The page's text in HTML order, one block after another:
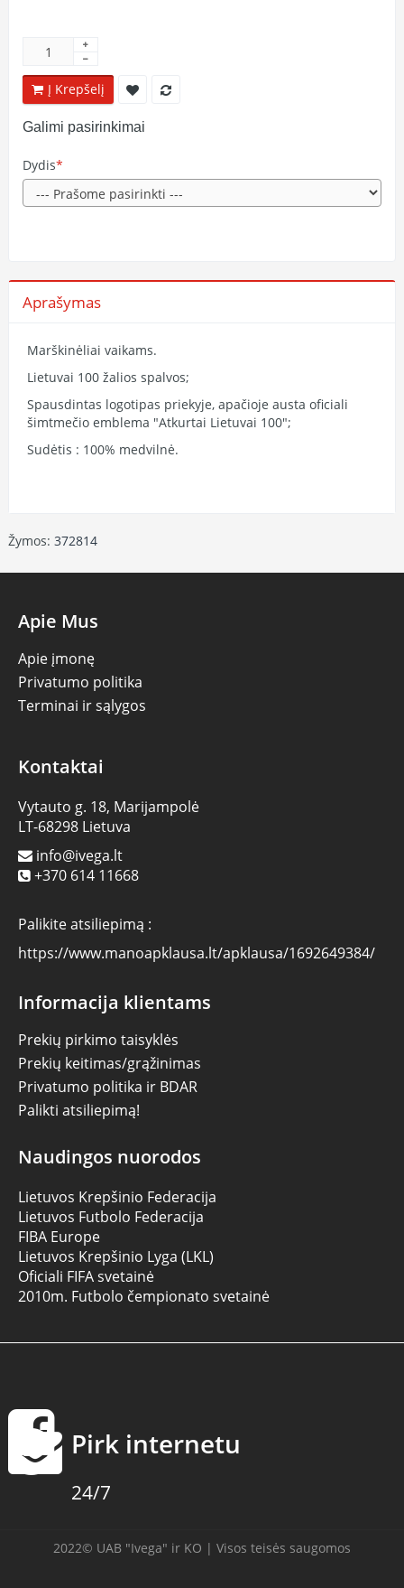
Į Krepšelį
Galimi pasirinkimai
Dydis
Aprašymas
Marškinėliai vaikams.
Lietuvai 100 žalios spalvos;
Spausdintas logotipas priekyje, apačioje austa oficiali
šimtmečio emblema "Atkurtai Lietuvai 100";
Sudėtis : 100% medvilnė.
Žymos: 372814
Apie Mus
Apie įmonę
Privatumo politika
Terminai ir sąlygos
Kontaktai
Vytauto g. 18, Marijampolė
LT-68298 Lietuva
info@ivega.lt
+370 614 11668
Palikite atsiliepimą :
https://www.manoapklausa.lt/apklausa/1692649384/
Informacija klientams
Prekių pirkimo taisyklės
Prekių keitimas/grąžinimas
Privatumo politika ir BDAR
Palikti atsiliepimą!
Naudingos nuorodos
Lietuvos Krepšinio Federacija
Lietuvos Futbolo Federacija
FIBA Europe
Lietuvos Krepšinio Lyga (LKL)
Oficiali FIFA svetainė
2010m. Futbolo čempionato svetainė
Pirk internetu
24/7
2022© UAB "Ivega" ir KO | Visos teisės saugomos